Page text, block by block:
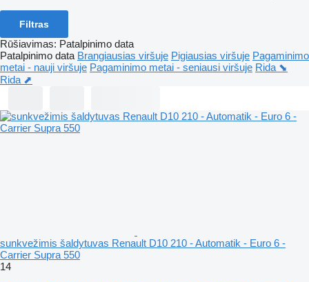
Filtras
Rūšiavimas: Patalpinimo data
Patalpinimo data Brangiausias viršuje Pigiausias viršuje Pagaminimo
metai - nauji viršuje Pagaminimo metai - seniausi viršuje Rida ⬊
Rida ⬈
sunkvežimis šaldytuvas Renault D10 210 - Automatik - Euro 6 -
Carrier Supra 550
14